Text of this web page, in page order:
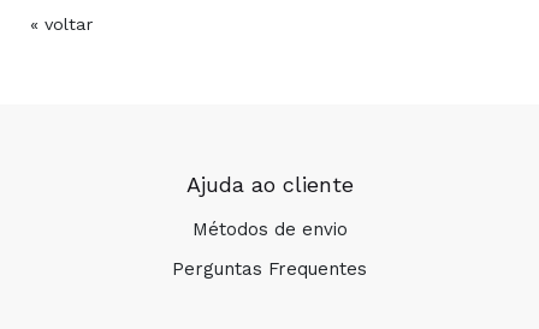
« voltar
Ajuda ao cliente
Métodos de envio
Perguntas Frequentes